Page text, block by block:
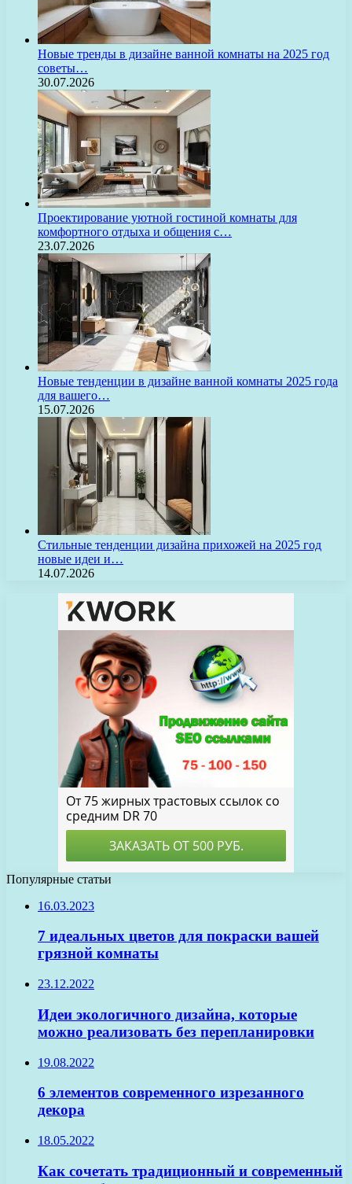
Новые тренды в дизайне ванной комнаты на 2025 год
советы…
30.07.2026
Проектирование уютной гостиной комнаты для
комфортного отдыха и общения с…
23.07.2026
Новые тенденции в дизайне ванной комнаты 2025 года
для вашего…
15.07.2026
Стильные тенденции дизайна прихожей на 2025 год
новые идеи и…
14.07.2026
Популярные статьи
16.03.2023
7 идеальных цветов для покраски вашей
грязной комнаты
23.12.2022
Идеи экологичного дизайна, которые
можно реализовать без перепланировки
19.08.2022
6 элементов современного изрезанного
декора
18.05.2022
Как сочетать традиционный и современный